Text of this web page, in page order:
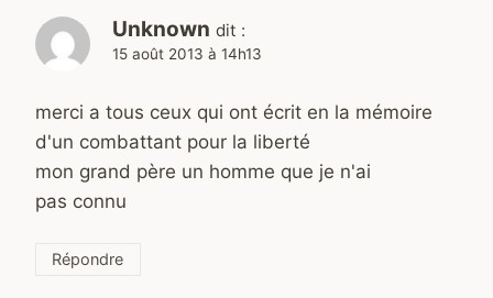
Unknown dit :
15 août 2013 à 14h13
merci a tous ceux qui ont écrit en la mémoire
d'un combattant pour la liberté
mon grand père un homme que je n'ai
pas connu
Répondre